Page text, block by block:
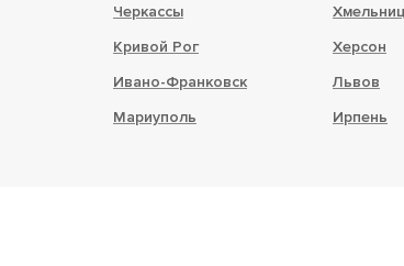
Черкассы
Кривой Рог Херсон
Ивано-Франковск Львов
Мариуполь Ирпень